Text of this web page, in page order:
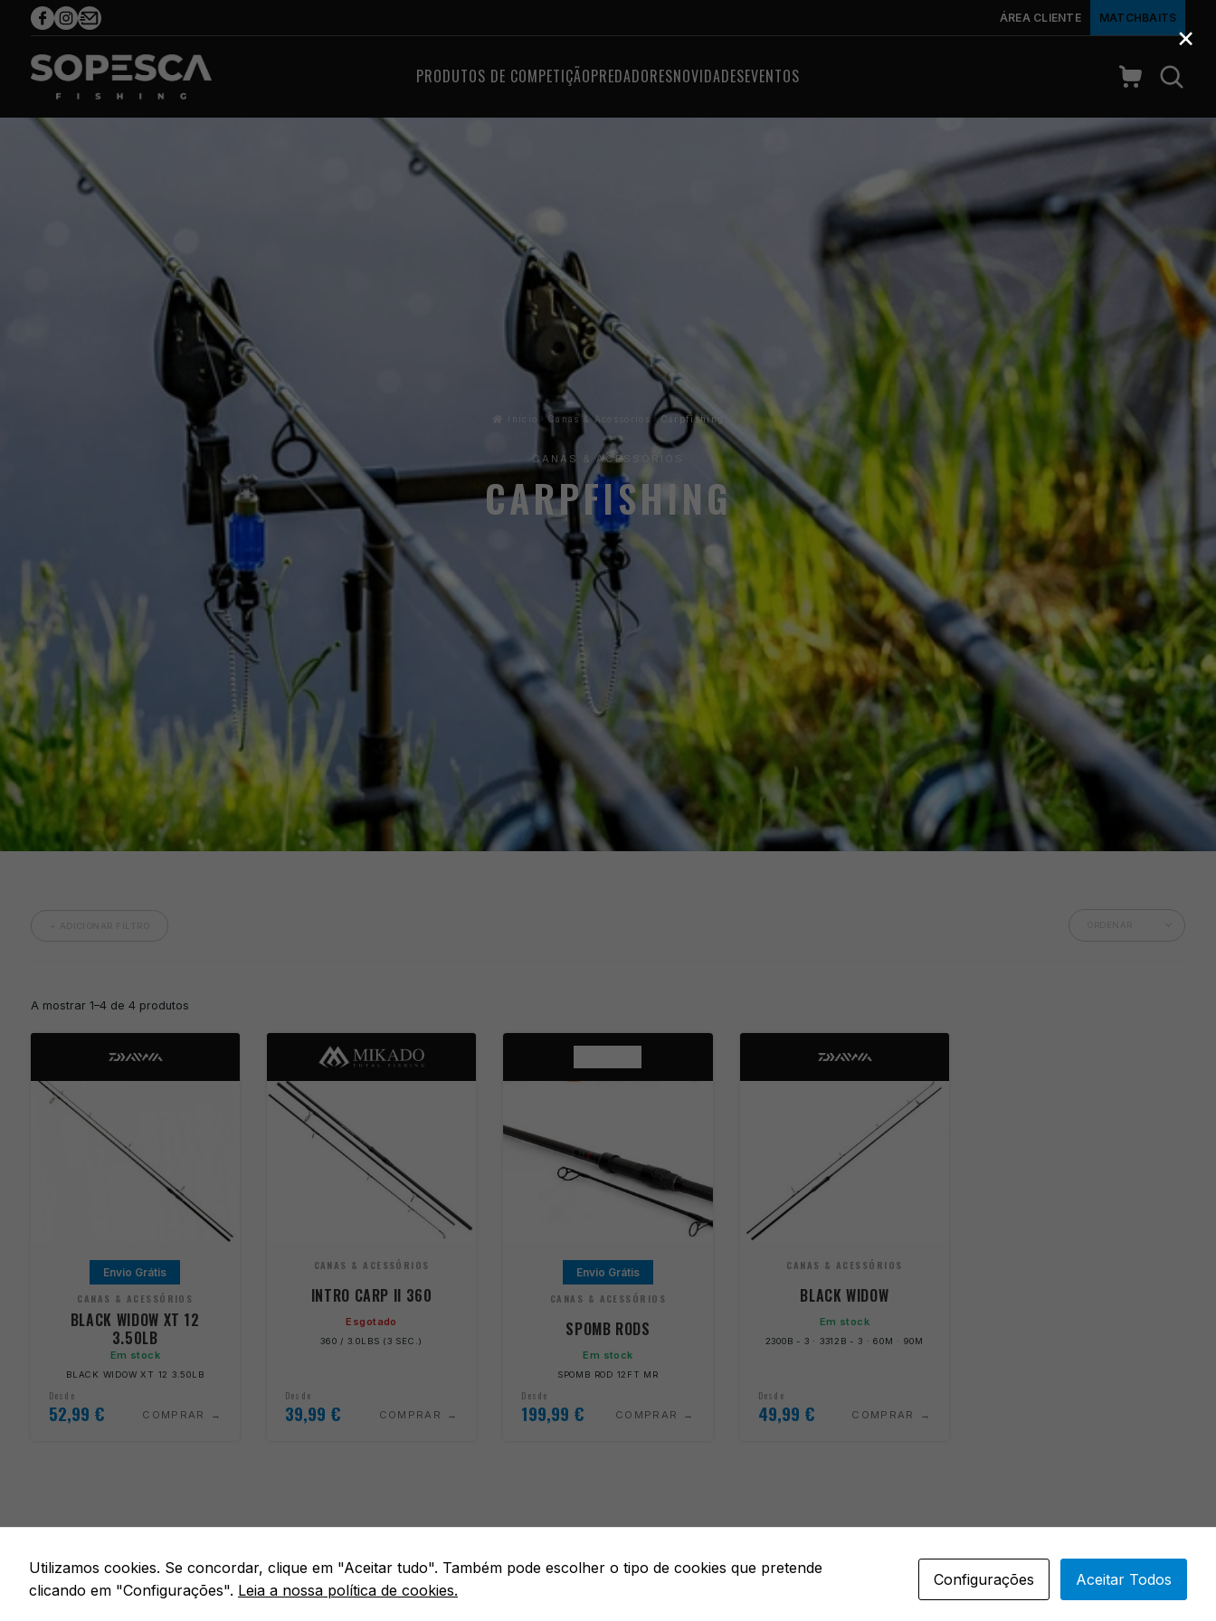
ÁREA CLIENTE MATCHBAITS
PRODUTOS DE COMPETIÇÃOPREDADORESNOVIDADESEVENTOS
Canas & Acessórios Carpfishing
CANAS & ACESSÓRIOS
CARPFISHING
A mostrar 1–4 de 4 produtos
Envio Grátis
CANAS & ACESSÓRIOS
BLACK WIDOW XT 12
3.50LB
Em stock
BLACK WIDOW XT 12 3.50LB
Desde
52,99 € COMPRAR
CANAS & ACESSÓRIOS
INTRO CARP II 360
Esgotado
360 / 3.0LBS (3 SEC.)
Desde
39,99 € COMPRAR
Envio Grátis
CANAS & ACESSÓRIOS
SPOMB RODS
Em stock
SPOMB ROD 12FT MR
Desde
199,99 € COMPRAR
CANAS & ACESSÓRIOS
BLACK WIDOW
Em stock
2300B - 3 · 3312B - 3 · 60M · 90M
Desde
49,99 € COMPRAR
×
Utilizamos cookies. Se concordar, clique em "Aceitar tudo". Também pode escolher o tipo de cookies que pretende
clicando em "Configurações". Leia a nossa política de cookies.
Configurações Aceitar Todos